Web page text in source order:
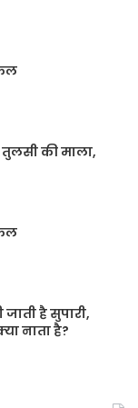
की माला,
है सुपारी,
नाता है?